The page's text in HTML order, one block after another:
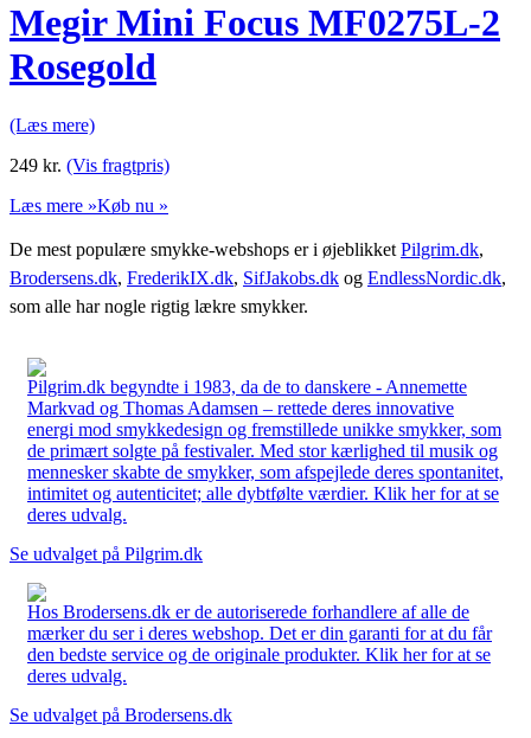
Megir Mini Focus MF0275L-2
Rosegold
(Læs mere)
249 kr. (Vis fragtpris)
Læs mere »Køb nu »
De mest populære smykke-webshops er i øjeblikket Pilgrim.dk,
Brodersens.dk, FrederikIX.dk, SifJakobs.dk og EndlessNordic.dk,
som alle har nogle rigtig lækre smykker.
Pilgrim.dk begyndte i 1983, da de to danskere - Annemette
Markvad og Thomas Adamsen – rettede deres innovative
energi mod smykkedesign og fremstillede unikke smykker, som
de primært solgte på festivaler. Med stor kærlighed til musik og
mennesker skabte de smykker, som afspejlede deres spontanitet,
intimitet og autenticitet; alle dybtfølte værdier. Klik her for at se
deres udvalg.
Se udvalget på Pilgrim.dk
Hos Brodersens.dk er de autoriserede forhandlere af alle de
mærker du ser i deres webshop. Det er din garanti for at du får
den bedste service og de originale produkter. Klik her for at se
deres udvalg.
Se udvalget på Brodersens.dk